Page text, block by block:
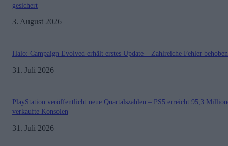
gesichert
3. August 2026
Halo: Campaign Evolved erhält erstes Update – Zahlreiche Fehler behoben
31. Juli 2026
PlayStation veröffentlicht neue Quartalszahlen – PS5 erreicht 95,3
verkaufte Konsolen
31. Juli 2026